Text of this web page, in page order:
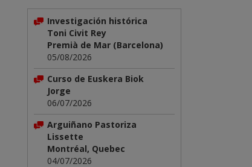
Investigación histórica
Toni Civit Rey
Premià de Mar (Barcelona)
05/08/2026
Curso de Euskera Biok
Jorge
06/07/2026
Arguiñano Pastoriza
Lissette
Montréal, Quebec
04/07/2026